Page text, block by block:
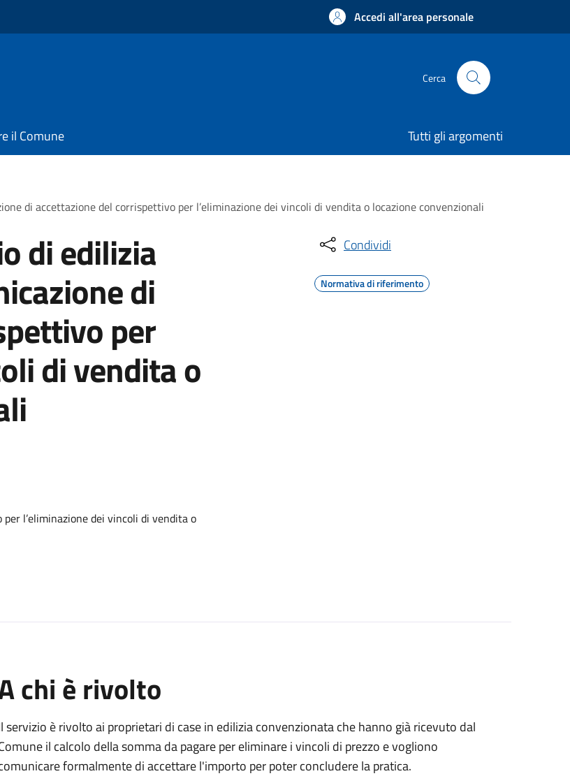
Accedi all'area personale
Cerca
il Comune Tutti gli argomenti
di accettazione del corrispettivo per l’eliminazione dei vincoli di vendita o locazione convenzionali
di edilizia
di
per
di vendita o
l’eliminazione dei vincoli di vendita o
Condividi
Normativa di riferimento
chi è rivolto
servizio è rivolto ai proprietari di case in edilizia convenzionata che hanno già ricevuto dal
il calcolo della somma da pagare per eliminare i vincoli di prezzo e vogliono
formalmente di accettare l'importo per poter concludere la pratica.